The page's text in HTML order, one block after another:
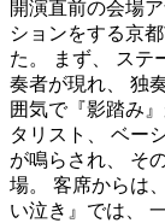
開演直前の会場
ションをする京
た。 まず、 ステ
奏者が現れ、 独
囲気で『影踏み
タリスト、 ベー
が鳴らされ、 そ
場。 客席からは
い泣き』では、